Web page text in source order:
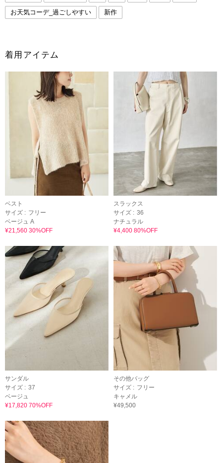
お天気コーデ_過ごしやすい 新作
着用アイテム
ベスト
サイズ : フリー
ベージュ A
¥21,560 30%OFF
スラックス
サイズ : 36
ナチュラル
¥4,400 80%OFF
サンダル
サイズ : 37
ベージュ
¥17,820 70%OFF
その他バッグ
サイズ : フリー
キャメル
¥49,500